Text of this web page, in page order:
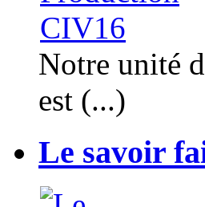
Notre unité
est (...)
Le savoir